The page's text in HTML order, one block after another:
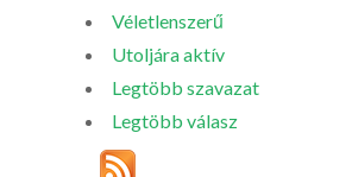
Véletlenszerű
Utoljára aktív
Legtöbb szavazat
Legtöbb válasz